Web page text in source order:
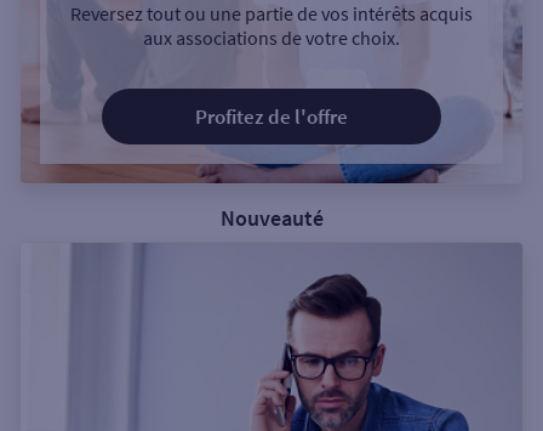
Reversez tout ou une partie de vos intérêts acquis
aux associations de votre choix.
Profitez de l'offre
Nouveauté